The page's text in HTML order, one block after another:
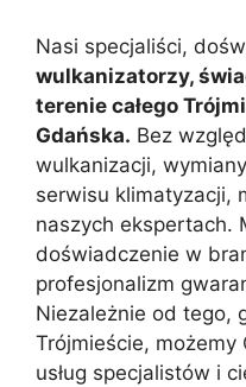
Nasi specjaliści,
wulkanizatorzy,
terenie całego
Gdańska. Bez
wulkanizacji,
serwisu klimatyzacji,
naszych ekspertach.
doświadczenie w
profesjonalizm
Niezależnie od tego,
Trójmieście, możemy
usług specjalistów i